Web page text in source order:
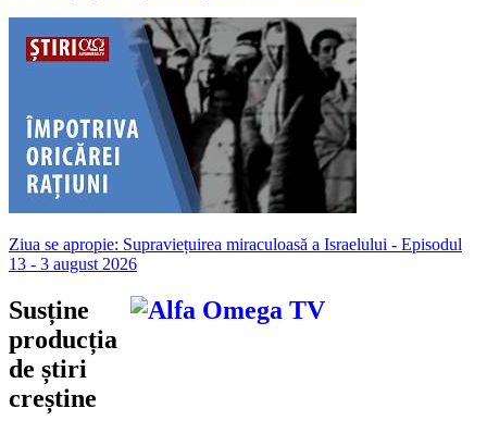
Ziua se apropie: Supraviețuirea miraculoasă a Israelului - Episodul
13 - 3 august 2026
Susține
producția
de știri
creștine